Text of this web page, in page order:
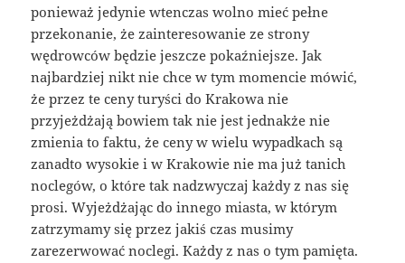
ponieważ jedynie wtenczas wolno mieć pełne
przekonanie, że zainteresowanie ze strony
wędrowców będzie jeszcze pokaźniejsze. Jak
najbardziej nikt nie chce w tym momencie mówić,
że przez te ceny turyści do Krakowa nie
przyjeżdżają bowiem tak nie jest jednakże nie
zmienia to faktu, że ceny w wielu wypadkach są
zanadto wysokie i w Krakowie nie ma już tanich
noclegów, o które tak nadzwyczaj każdy z nas się
prosi. Wyjeżdżając do innego miasta, w którym
zatrzymamy się przez jakiś czas musimy
zarezerwować noclegi. Każdy z nas o tym pamięta.